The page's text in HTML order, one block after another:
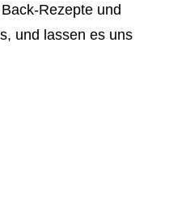
Rezepte und
und lassen es uns